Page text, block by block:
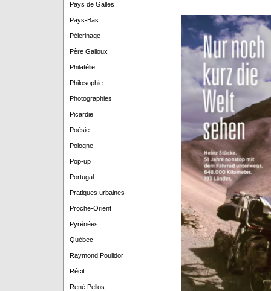
Pays de Galles
Pays-Bas
Pélerinage
Père Galloux
Philatélie
Philosophie
Photographies
Picardie
Poèsie
Pologne
Pop-up
Portugal
Pratiques urbaines
Proche-Orient
Pyrénées
Québec
Raymond Poulidor
Récit
René Pellos